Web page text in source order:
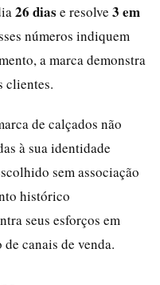
26 dias e resolve 3 em
números indiquem
a marca demonstra
clientes.
de calçados não
à sua identidade
sem associação
histórico
seus esforços em
canais de venda.